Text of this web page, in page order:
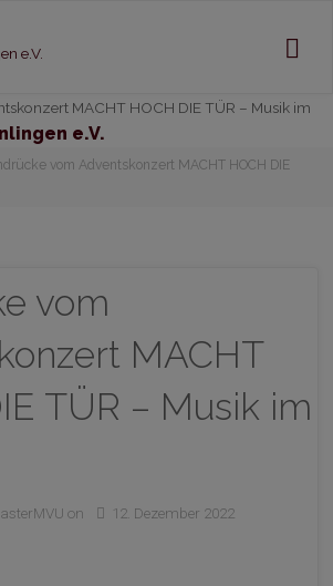
e.V.
vom Adventskonzert MACHT HOCH DIE
vom
MACHT
TÜR – Musik im
on
12. Dezember 2022